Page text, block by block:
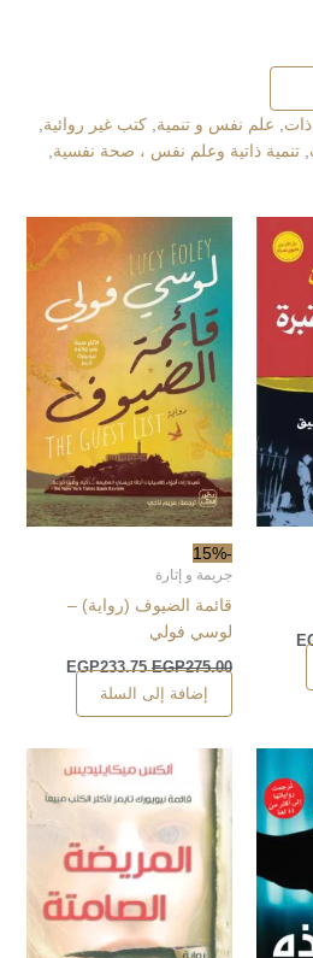
علم نفس و تنمية كتب غير روائية
تنمية ذاتية وعلم نفس ، صحة نفسية
-15%
جريمة و إثارة
قائمة الضيوف (رواية) –
لوسي فولي
EGP275.00
EGP233.75
إضافة إلى السلة